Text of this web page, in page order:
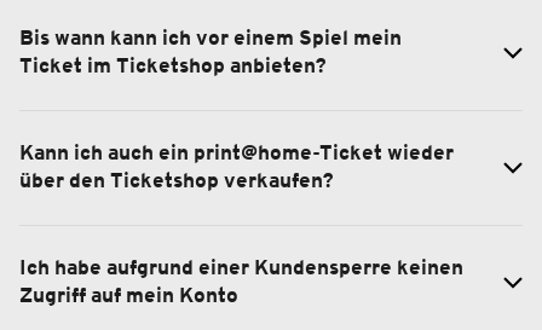
Bis wann kann ich vor einem Spiel mein
Ticket im Ticketshop anbieten?
Kann ich auch ein print@home-Ticket wieder
über den Ticketshop verkaufen?
Ich habe aufgrund einer Kundensperre keinen
Zugriff auf mein Konto